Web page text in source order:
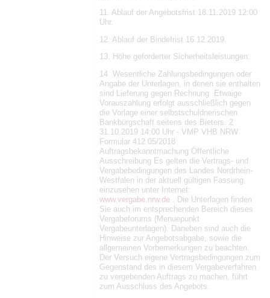
11. Ablauf der Angebotsfrist 18.11.2019 12:00
Uhr.
12. Ablauf der Bindefrist 16.12.2019.
13. Höhe geforderter Sicherheitsleistungen.
14. Wesentliche Zahlungsbedingungen oder
Angabe der Unterlagen, in denen sie enthalten
sind Lieferung gegen Rechnung. Etwaige
Vorauszahlung erfolgt ausschließlich gegen
die Vorlage einer selbstschuldnerischen
Bankbürgschaft seitens des Bieters. 2
31.10.2019 14:00 Uhr - VMP VHB NRW
Formular 412 05/2018
Auftragsbekanntmachung Öffentliche
Ausschreibung Es gelten die Vertrags- und
Vergabebedingungen des Landes Nordrhein-
Westfalen in der aktuell gültigen Fassung,
einzusehen unter Internet:
www.vergabe.nrw.de . Die Unterlagen finden
Sie auch im entsprechenden Bereich dieses
Vergabeforums (Menuepunkt
Vergabeunterlagen). Daneben sind auch die
Hinweise zur Angebotsabgabe, sowie die
allgemeinen Vorbemerkungen zu beachten.
Der Versuch eigene Vertragsbedingungen zum
Gegenstand des in diesem Vergabeverfahren
zu vergebenden Auftrags zu machen, führt
zum Ausschluss des Angebots.